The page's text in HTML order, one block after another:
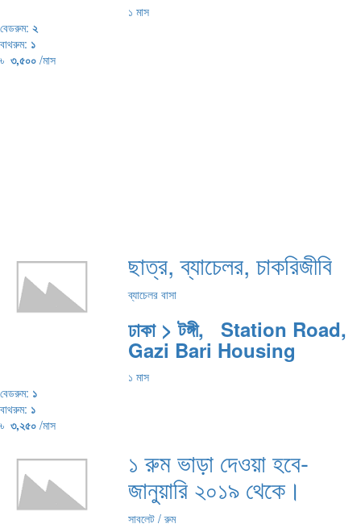
১ মাস
বেডরুম: ২
বাথরুম: ১
৳ ৩,৫০০ /মাস
ছাত্র, ব্যাচেলর, চাকরিজীবি
ব্যাচেলর বাসা
ঢাকা > টঙ্গী, Station Road,
Gazi Bari Housing
১ মাস
বেডরুম: ১
বাথরুম: ১
৳ ৩,২৫০ /মাস
১ রুম ভাড়া দেওয়া হবে-
জানুয়ারি ২০১৯ থেকে।
সাবলেট / রুম